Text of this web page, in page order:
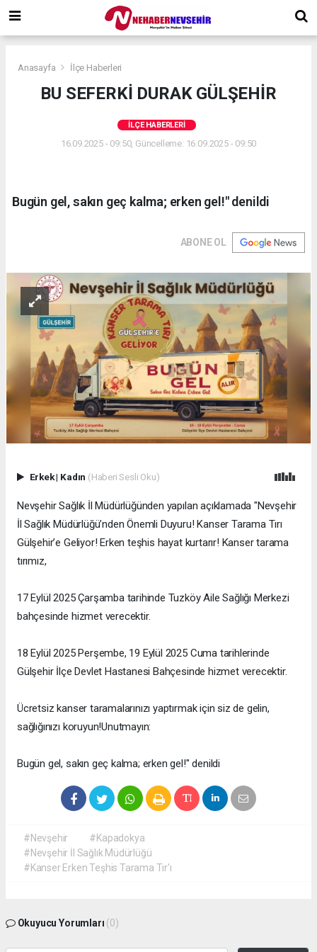
Anasayfa İlçe Haberleri
BU SEFERKİ DURAK GÜLŞEHİR
İLÇE HABERLERI
16.09.2025 - 09:50, Güncelleme: 16.09.2025 - 09:50
Bugün gel, sakın geç kalma; erken gel!" denildi
ABONE OL
Erkek| Kadın (Haberi Sesli Oku)
Nevşehir Sağlık İl Müdürlüğünden yapılan açıklamada "Nevşehir
İl Sağlık Müdürlüğü’nden Önemli Duyuru! Kanser Tarama Tırı
Gülşehir’e Geliyor! Erken teşhis hayat kurtarır! Kanser tarama
tırımız,
17 Eylül 2025 Çarşamba tarihinde Tuzköy Aile Sağlığı Merkezi
bahçesinde hizmet verecektir.
18 Eylül 2025 Perşembe, 19 Eylül 2025 Cuma tarihlerinde
Gülşehir İlçe Devlet Hastanesi Bahçesinde hizmet verecektir.
Ücretsiz kanser taramalarınızı yaptırmak için siz de gelin,
sağlığınızı koruyun!Unutmayın:
Bugün gel, sakın geç kalma; erken gel!" denildi
#Nevşehir
#Kapadokya
#Nevşehir İl Sağlık Müdürlüğü
#Kanser Erken Teşhis Tarama Tır'ı
Okuyucu Yorumları (0)